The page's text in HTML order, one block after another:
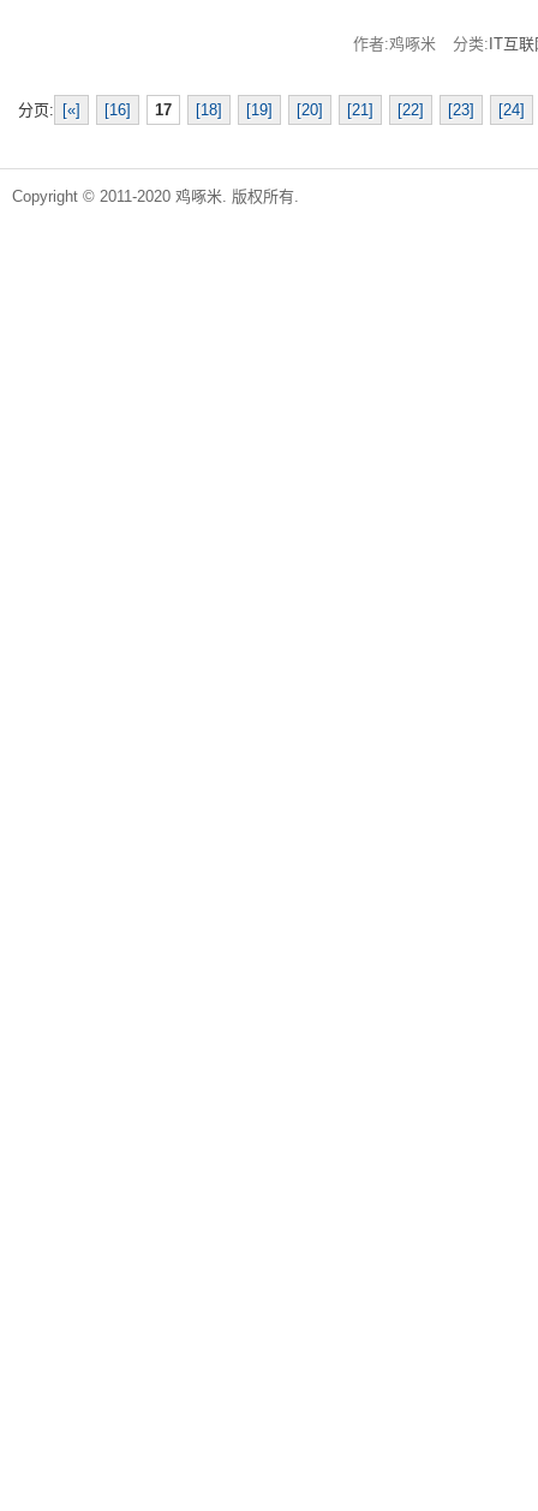
作者:鸡啄米 分类: IT互
分页: [«] [16] 17 [18] [19] [20] [21] [22] [23] [24]
Copyright © 2011-2020 鸡啄米. 版权所有.